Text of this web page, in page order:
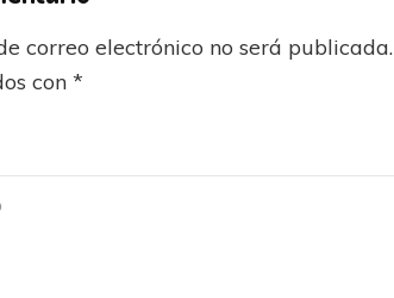
correo electrónico no será publicada.
con*